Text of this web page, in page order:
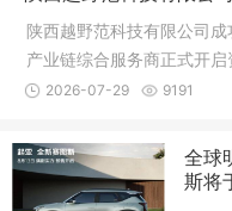
陕西越野范科技有限公司
产业链综合服务商正式开
026年7
2026-07-29 9191
全球
斯将